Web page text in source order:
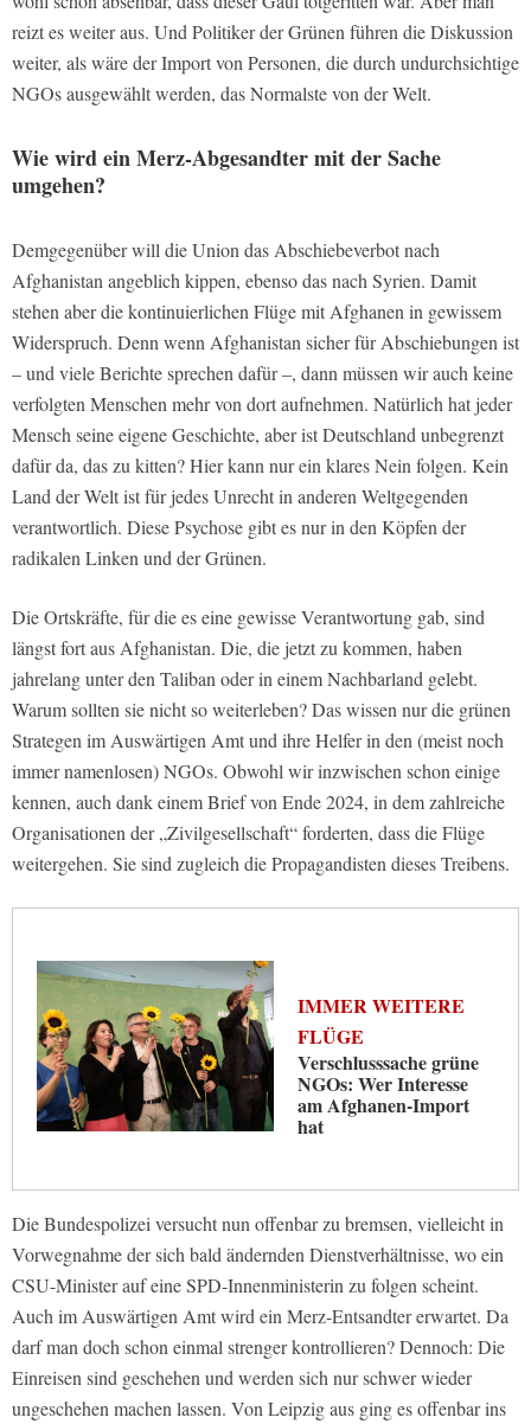
reizt es weiter aus. Und Politiker der Grünen führen die Diskussion
weiter, als wäre der Import von Personen, die durch undurchsichtige
NGOs ausgewählt werden, das Normalste von der Welt.
Wie wird ein Merz-Abgesandter mit der Sache
umgehen?
Demgegenüber will die Union das Abschiebeverbot nach
Afghanistan angeblich kippen, ebenso das nach Syrien. Damit
stehen aber die kontinuierlichen Flüge mit Afghanen in gewissem
Widerspruch. Denn wenn Afghanistan sicher für Abschiebungen ist
– und viele Berichte sprechen dafür –, dann müssen wir auch keine
verfolgten Menschen mehr von dort aufnehmen. Natürlich hat jeder
Mensch seine eigene Geschichte, aber ist Deutschland unbegrenzt
dafür da, das zu kitten? Hier kann nur ein klares Nein folgen. Kein
Land der Welt ist für jedes Unrecht in anderen Weltgegenden
verantwortlich. Diese Psychose gibt es nur in den Köpfen der
radikalen Linken und der Grünen.
Die Ortskräfte, für die es eine gewisse Verantwortung gab, sind
längst fort aus Afghanistan. Die, die jetzt zu kommen, haben
jahrelang unter den Taliban oder in einem Nachbarland gelebt.
Warum sollten sie nicht so weiterleben? Das wissen nur die grünen
Strategen im Auswärtigen Amt und ihre Helfer in den (meist noch
immer namenlosen) NGOs. Obwohl wir inzwischen schon einige
kennen, auch dank einem Brief von Ende 2024, in dem zahlreiche
Organisationen der „Zivilgesellschaft“ forderten, dass die Flüge
weitergehen. Sie sind zugleich die Propagandisten dieses Treibens.
IMMER WEITERE
FLÜGE
Verschlusssache grüne
NGOs: Wer Interesse
am Afghanen-Import
hat
Die Bundespolizei versucht nun offenbar zu bremsen, vielleicht in
Vorwegnahme der sich bald ändernden Dienstverhältnisse, wo ein
CSU-Minister auf eine SPD-Innenministerin zu folgen scheint.
Auch im Auswärtigen Amt wird ein Merz-Entsandter erwartet. Da
darf man doch schon einmal strenger kontrollieren? Dennoch: Die
Einreisen sind geschehen und werden sich nur schwer wieder
ungeschehen machen lassen. Von Leipzig aus ging es offenbar ins